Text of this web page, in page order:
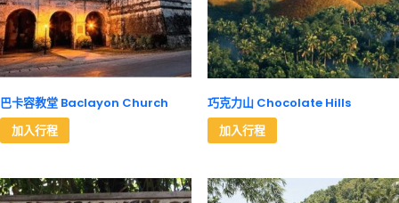
巴卡容教堂 Baclayon Church
加入行程
巧克力山 Chocolate Hills
加入行程